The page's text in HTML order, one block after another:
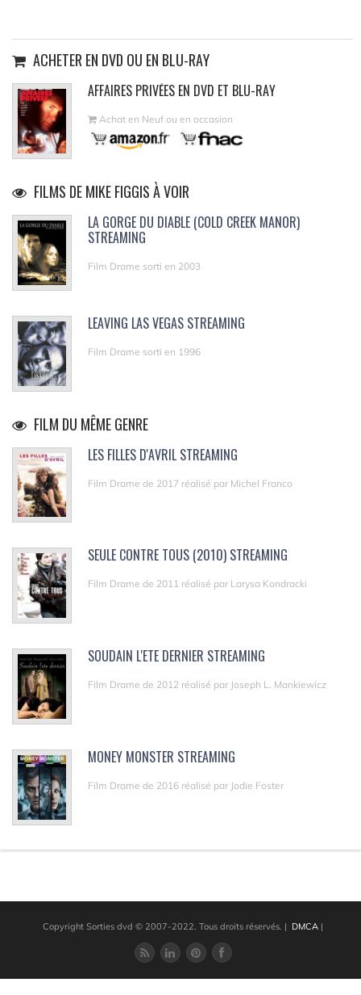
ACHETER EN DVD OU EN BLU-RAY
AFFAIRES PRIVÉES EN DVD ET BLU-RAY
Achat en Neuf ou en occasion
FILMS DE MIKE FIGGIS À VOIR
LA GORGE DU DIABLE (COLD CREEK MANOR)
STREAMING
Film Drame sorti en 2003
LEAVING LAS VEGAS STREAMING
Film Drame sorti en 1996
FILM DU MÊME GENRE
LES FILLES D'AVRIL STREAMING
Film Drame de 2017 réalisé par Michel Franco
SEULE CONTRE TOUS (2010) STREAMING
Film Drame de 2011 réalisé par Larysa Kondracki
SOUDAIN L'ETE DERNIER STREAMING
Film Drame de 2012 réalisé par Joseph L. Mankiewicz
MONEY MONSTER STREAMING
Film Drame de 2016 réalisé par Jodie Foster
Copyright Sorties dvd © 2007-2022. Tous droits réservés. | DMCA|